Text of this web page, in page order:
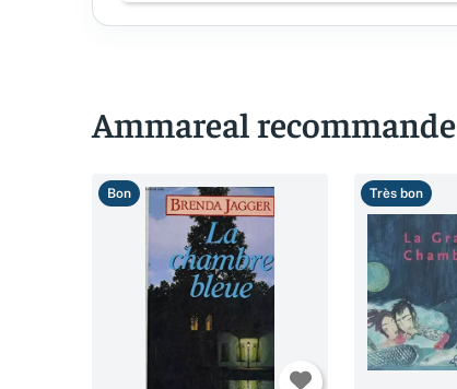
Ammareal recommande
Bon Très bon